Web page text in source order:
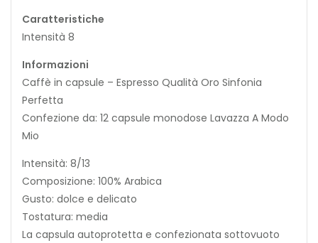
Caratteristiche
Intensità 8
Informazioni
Caffè in capsule – Espresso Qualità Oro Sinfonia
Perfetta
Confezione da: 12 capsule monodose Lavazza A Modo
Mio
Intensità: 8/13
Composizione: 100% Arabica
Gusto: dolce e delicato
Tostatura: media
La capsula autoprotetta e confezionata sottovuoto